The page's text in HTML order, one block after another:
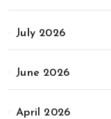
July 2026
June 2026
April 2026